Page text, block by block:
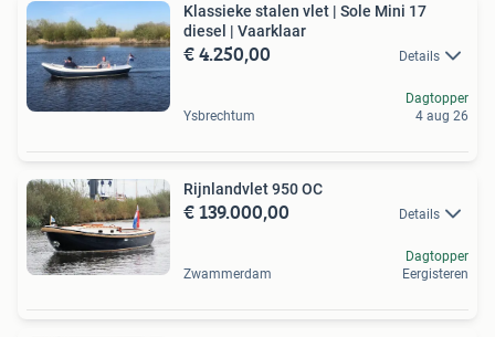
Klassieke stalen vlet | Sole Mini 17
diesel | Vaarklaar
€ 4.250,00 Details
Ysbrechtum
Dagtopper
4 aug 26
Rijnlandvlet 950 OC
€ 139.000,00 Details
Zwammerdam
Dagtopper
Eergisteren